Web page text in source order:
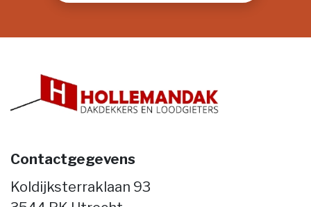
Contactgegevens
Koldijksterraklaan 93